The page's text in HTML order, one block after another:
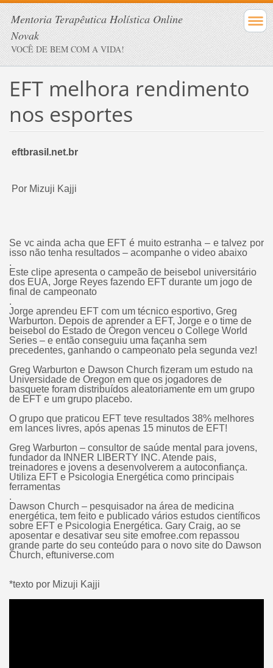
Mentoria Terapêutica Holística Online
Novak
VOCÊ DE BEM COM A VIDA!
EFT melhora rendimento
nos esportes
eftbrasil.net.br
Por Mizuji Kajji
Se vc ainda acha que EFT é muito estranha – e talvez por
isso não tenha resultados – acompanhe o video abaixo
.
Este clipe apresenta o campeão de beisebol universitário
dos EUA, Jorge Reyes fazendo EFT durante um jogo de
final de campeonato
.
Jorge aprendeu EFT com um técnico esportivo, Greg
Warburton. Depois de aprender a EFT, Jorge e o time de
beisebol do Estado de Oregon venceu o College World
Series – e então conseguiu uma façanha sem
precedentes, ganhando o campeonato pela segunda vez!
Greg Warburton e Dawson Church fizeram um estudo na
Universidade de Oregon em que os jogadores de
basquete foram distribuídos aleatoriamente em um grupo
de EFT e um grupo placebo.
O grupo que praticou EFT teve resultados 38% melhores
em lances livres, após apenas 15 minutos de EFT!
Greg Warburton – consultor de saúde mental para jovens,
fundador da INNER LIBERTY INC. Atende pais,
treinadores e jovens a desenvolverem a autoconfiança.
Utiliza EFT e Psicologia Energética como principais
ferramentas
.
Dawson Church – pesquisador na área de medicina
energética, tem feito e publicado vários estudos científicos
sobre EFT e Psicologia Energética. Gary Craig, ao se
aposentar e desativar seu site emofree.com repassou
grande parte do seu conteúdo para o novo site do Dawson
Church, eftuniverse.com
*texto por Mizuji Kajji